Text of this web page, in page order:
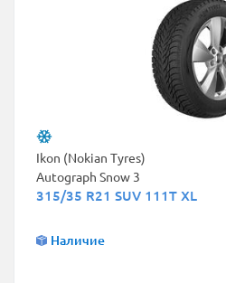
Ikon (Nokian Tyres)
Autograph Snow 3
315/35 R21 SUV 111T XL
Наличие